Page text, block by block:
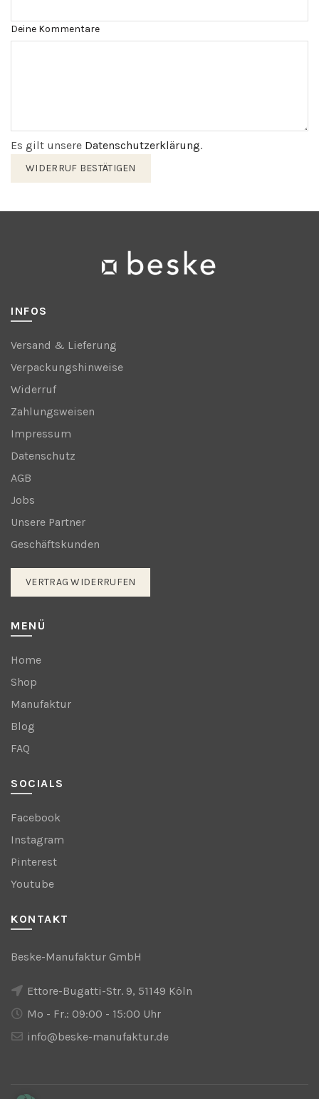
Page URI *erforderlich
Deine Kommentare
Es gilt unsere Datenschutzerklärung.
WIDERRUF BESTÄTIGEN
INFOS
Versand & Lieferung
Verpackungshinweise
Widerruf
Zahlungsweisen
Impressum
Datenschutz
AGB
Jobs
Unsere Partner
Geschäftskunden
VERTRAG WIDERRUFEN
MENÜ
Home
Shop
Manufaktur
Blog
FAQ
SOCIALS
Facebook
Instagram
Pinterest
Youtube
KONTAKT
Beske-Manufaktur GmbH
Ettore-Bugatti-Str. 9, 51149 Köln
Mo - Fr.: 09:00 - 15:00 Uhr
info@beske-manufaktur.de